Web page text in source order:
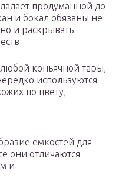
продуманной до
и бокал обязаны не
и раскрывать
коньячной тары,
используются
по цвету,
емкостей для
они отличаются
и